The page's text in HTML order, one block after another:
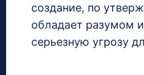
создание, по
обладает разумом
серьезную угрозу